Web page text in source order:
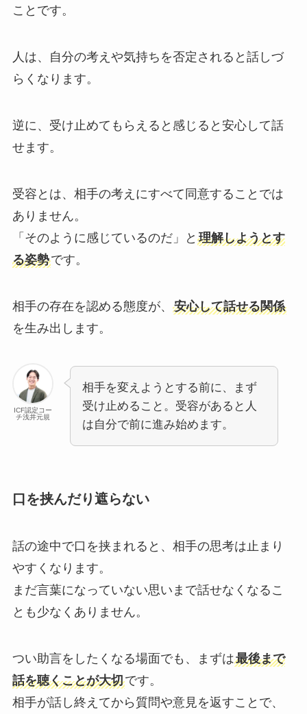
ことです。
人は、自分の考えや気持ちを否定されると話しづ
らくなります。
逆に、受け止めてもらえると感じると安心して話
せます。
受容とは、相手の考えにすべて同意することでは
ありません。
「そのように感じているのだ」と 理解しようとす
る姿勢です。
相手の存在を認める態度が、 安心して話せる関係
を生み出します。
ICF認定コー
チ浅井元規
相手を変えようとする前に、まず
受け止めること。受容があると人
は自分で前に進み始めます。
口を挟んだり遮らない
話の途中で口を挟まれると、相手の思考は止まり
やすくなります。
まだ言葉になっていない思いまで話せなくなるこ
とも少なくありません。
つい助言をしたくなる場面でも、まずは最後まで
話を聴くことが大切です。
相手が話し終えてから質問や意見を返すことで、